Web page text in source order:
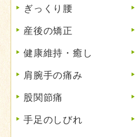
ぎっくり腰
産後の矯正
健康維持・癒し
肩腕手の痛み
股関節痛
手足のしびれ